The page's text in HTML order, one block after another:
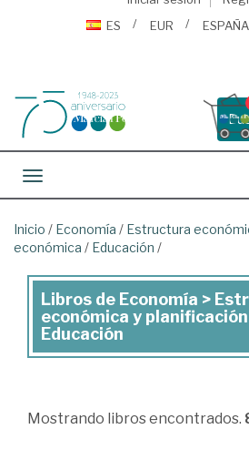
ES
EUR
Toggle navigation
Inicio / Economía / Estructura
económica / Educación /
Libros
de
Economía
Estructura
Libros de Economía >
económica y
Educación
Mostrando libros encontrados.